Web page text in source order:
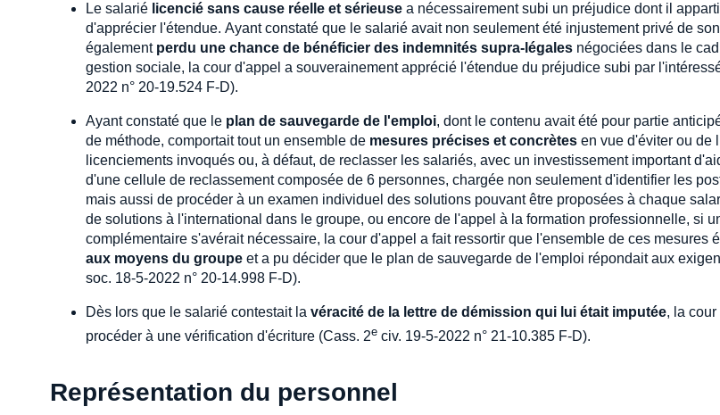
Le salarié licencié sans cause réelle et sérieuse a nécessairement subi un préjudice dont il
d'apprécier l'étendue. Ayant constaté que le salarié avait non seulement été injustement privé de
également perdu une chance de bénéficier des indemnités supra-légales négociées dans le
gestion sociale, la cour d'appel a souverainement apprécié l'étendue du préjudice subi par
2022 n° 20-19.524 F-D).
Ayant constaté que le plan de sauvegarde de l'emploi, dont le contenu avait été pour partie
de méthode, comportait tout un ensemble de mesures précises et concrètes en vue d'éviter ou de
licenciements invoqués ou, à défaut, de reclasser les salariés, avec un investissement important
d'une cellule de reclassement composée de 6 personnes, chargée non seulement d'identifier les
mais aussi de procéder à un examen individuel des solutions pouvant être proposées à chaque
de solutions à l'international dans le groupe, ou encore de l'appel à la formation professionnelle, si
complémentaire s'avérait nécessaire, la cour d'appel a fait ressortir que l'ensemble de ces mesures
aux moyens du groupe et a pu décider que le plan de sauvegarde de l'emploi répondait aux
soc. 18-5-2022 n° 20-14.998 F-D).
Dès lors que le salarié contestait la véracité de la lettre de démission qui lui était imputée, la
procéder à une vérification d'écriture (Cass. 2e civ. 19-5-2022 n° 21-10.385 F-D).
Représentation du personnel